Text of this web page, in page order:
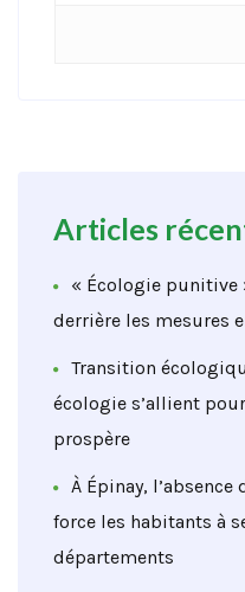
Articles
« Écologie punitive
derrière les mesures
Transition
écologie s’allient
prospère
À Épinay,
force les habitants à
départements